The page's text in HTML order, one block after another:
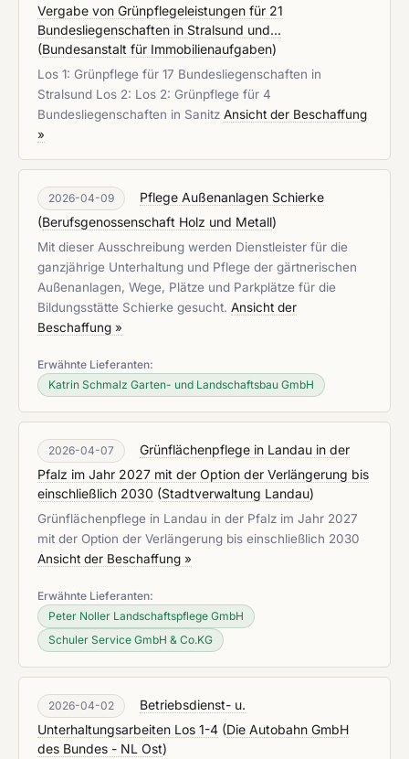
Vergabe von Grünpflegeleistungen für 21
Bundesliegenschaften in Stralsund und...
(Bundesanstalt für Immobilienaufgaben)
Los 1: Grünpflege für 17 Bundesliegenschaften in
Stralsund Los 2: Los 2: Grünpflege für 4
Bundesliegenschaften in Sanitz Ansicht der Beschaffung
»
2026-04-09
Pflege Außenanlagen Schierke
(Berufsgenossenschaft Holz und Metall)
Mit dieser Ausschreibung werden Dienstleister für die
ganzjährige Unterhaltung und Pflege der gärtnerischen
Außenanlagen, Wege, Plätze und Parkplätze für die
Bildungsstätte Schierke gesucht. Ansicht der
Beschaffung »
Erwähnte Lieferanten:
Katrin Schmalz Garten- und Landschaftsbau GmbH
2026-04-07
Grünflächenpflege in Landau in der
Pfalz im Jahr 2027 mit der Option der Verlängerung bis
einschließlich 2030 (Stadtverwaltung Landau)
Grünflächenpflege in Landau in der Pfalz im Jahr 2027
mit der Option der Verlängerung bis einschließlich 2030
Ansicht der Beschaffung »
Erwähnte Lieferanten:
Peter Noller Landschaftspflege GmbH
Schuler Service GmbH & Co.KG
2026-04-02
Betriebsdienst- u.
Unterhaltungsarbeiten Los 1-4 (Die Autobahn GmbH
des Bundes - NL Ost)